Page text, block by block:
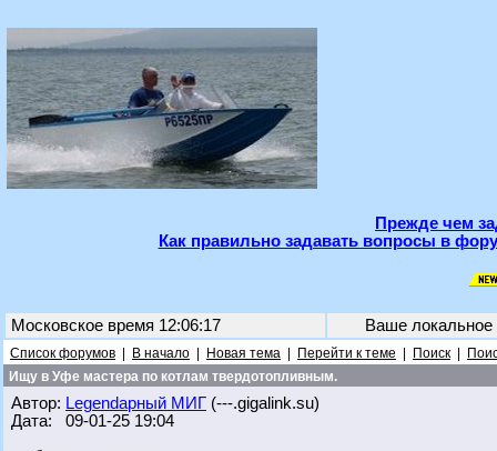
Прежде чем
Как правильно задавать вопросы в
Московское время 12:06:17 Ваше
Список форумов В начало Новая тема Перейти к теме Поиск
Ищу в Уфе мастера по котлам твердотопливным.
Автор: Legendарный МИГ (---.gigalink.su)
Дата: 09-01-25 19:04